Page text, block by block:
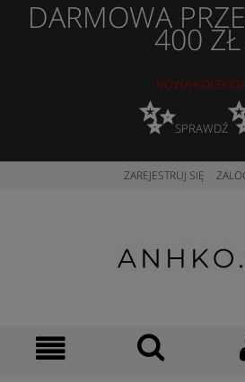
DARMOWA
400
NOWA
✨SPRAWDŹ
ZAREJESTRUJ SIĘ